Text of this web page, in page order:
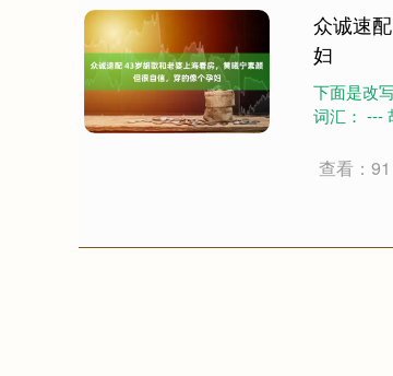
众诚速
妇
下面是改
词汇： ---
查看：91